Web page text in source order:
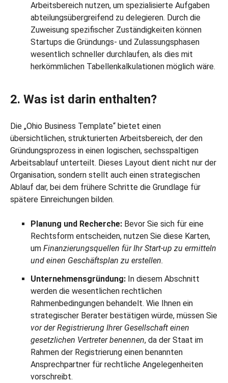
Arbeitsbereich nutzen, um spezialisierte Aufgaben
abteilungsübergreifend zu delegieren. Durch die
Zuweisung spezifischer Zuständigkeiten können
Startups die Gründungs- und Zulassungsphasen
wesentlich schneller durchlaufen, als dies mit
herkömmlichen Tabellenkalkulationen möglich wäre.
2. Was ist darin enthalten?
Die „Ohio Business Template“ bietet einen
übersichtlichen, strukturierten Arbeitsbereich, der den
Gründungsprozess in einen logischen, sechsspaltigen
Arbeitsablauf unterteilt. Dieses Layout dient nicht nur der
Organisation, sondern stellt auch einen strategischen
Ablauf dar, bei dem frühere Schritte die Grundlage für
spätere Einreichungen bilden.
Planung und Recherche: Bevor Sie sich für eine
Rechtsform entscheiden, nutzen Sie diese Karten,
um Finanzierungsquellen für Ihr Start-up zu ermitteln
und einen Geschäftsplan zu erstellen.
Unternehmensgründung: In diesem Abschnitt
werden die wesentlichen rechtlichen
Rahmenbedingungen behandelt. Wie Ihnen ein
strategischer Berater bestätigen würde, müssen Sie
vor der Registrierung Ihrer Gesellschaft einen
gesetzlichen Vertreter benennen, da der Staat im
Rahmen der Registrierung einen benannten
Ansprechpartner für rechtliche Angelegenheiten
vorschreibt.